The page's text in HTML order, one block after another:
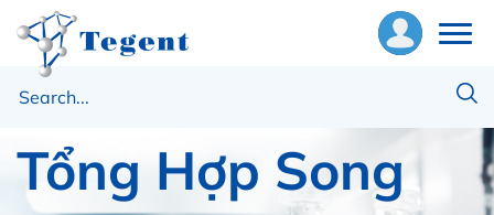
Hệ Phản Ứng
Tổng Hợp Song